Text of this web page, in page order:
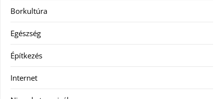
Borkultúra
Egészség
Építkezés
Internet